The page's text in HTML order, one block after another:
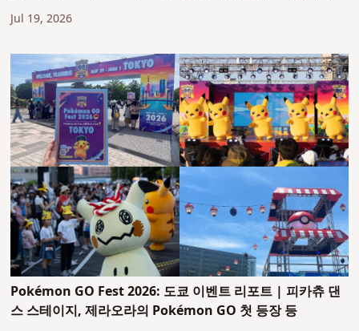
Jul 19, 2026
Pokémon GO Fest 2026: 도쿄 이벤트 리포트 | 피카츄 댄
스 스테이지, 제라오라의 Pokémon GO 첫 등장 등